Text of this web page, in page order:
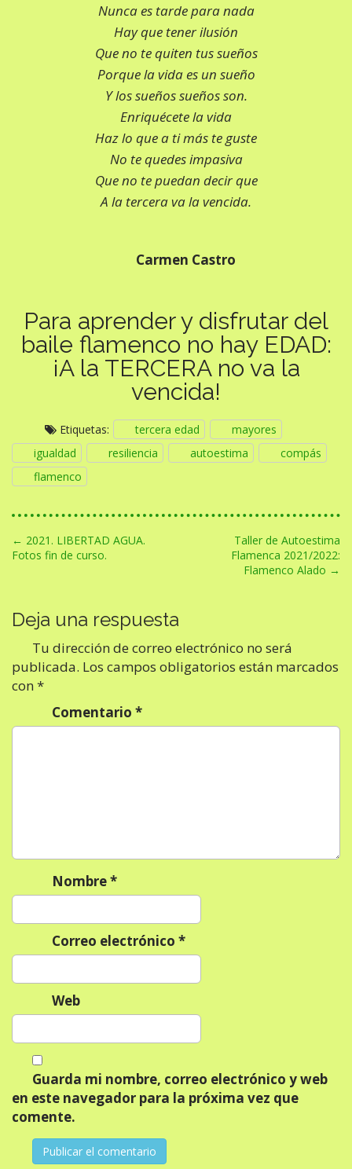
Nunca es tarde para nada
Hay que tener ilusión
Que no te quiten tus sueños
Porque la vida es un sueño
Y los sueños sueños son.
Enriquécete la vida
Haz lo que a ti más te guste
No te quedes impasiva
Que no te puedan decir que
A la tercera va la vencida.
Carmen Castro
Para aprender y disfrutar del
baile flamenco no hay EDAD:
¡A la TERCERA no va la
vencida!
Etiquetas: tercera edad
mayores
igualdad
resiliencia autoestima
compás
flamenco
N
a
e
g
c
i
a
d
s
← 2021. LIBERTAD AGUA.
Fotos fin de curso.
Taller de Autoestima
Flamenca 2021/2022:
Flamenco Alado →
Deja una respuesta
Tu dirección de correo electrónico no será
publicada. Los campos obligatorios están marcados
con*
Comentario *
Nombre*
Correo electrónico *
Web
Guarda mi nombre, correo electrónico y web
en este navegador para la próxima vez que
comente.